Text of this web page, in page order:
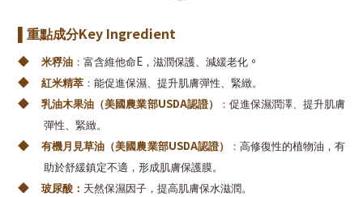
▌重點成分Key Ingredient
◆ 米稃油 ： 富含維他命E ，滋潤保護、減緩老化 。
◆
紅米精萃 ： 能促進保濕、提升肌膚彈性、緊緻。
◆乳油木果油（美國農業部USDA認證） ： 促進保濕潤澤、提升肌膚
彈性、緊緻。
◆有機月見草油（美國農業部USDA認證） ： 高修復性的植物油，有
助於舒緩鎮定不適，形成肌膚保護膜。
◆ 玻尿酸： 天然保濕因子，提高肌膚保水滋潤。